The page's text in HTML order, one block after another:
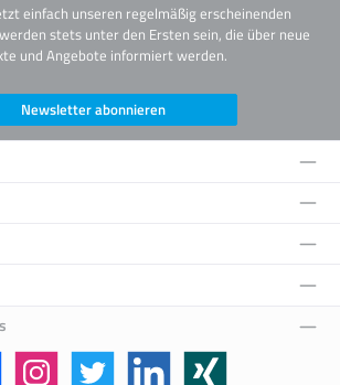
einfach unseren regelmäßig erscheinenden
stets unter den Ersten sein, die über neue
und Angebote informiert werden.
Newsletter abonnieren